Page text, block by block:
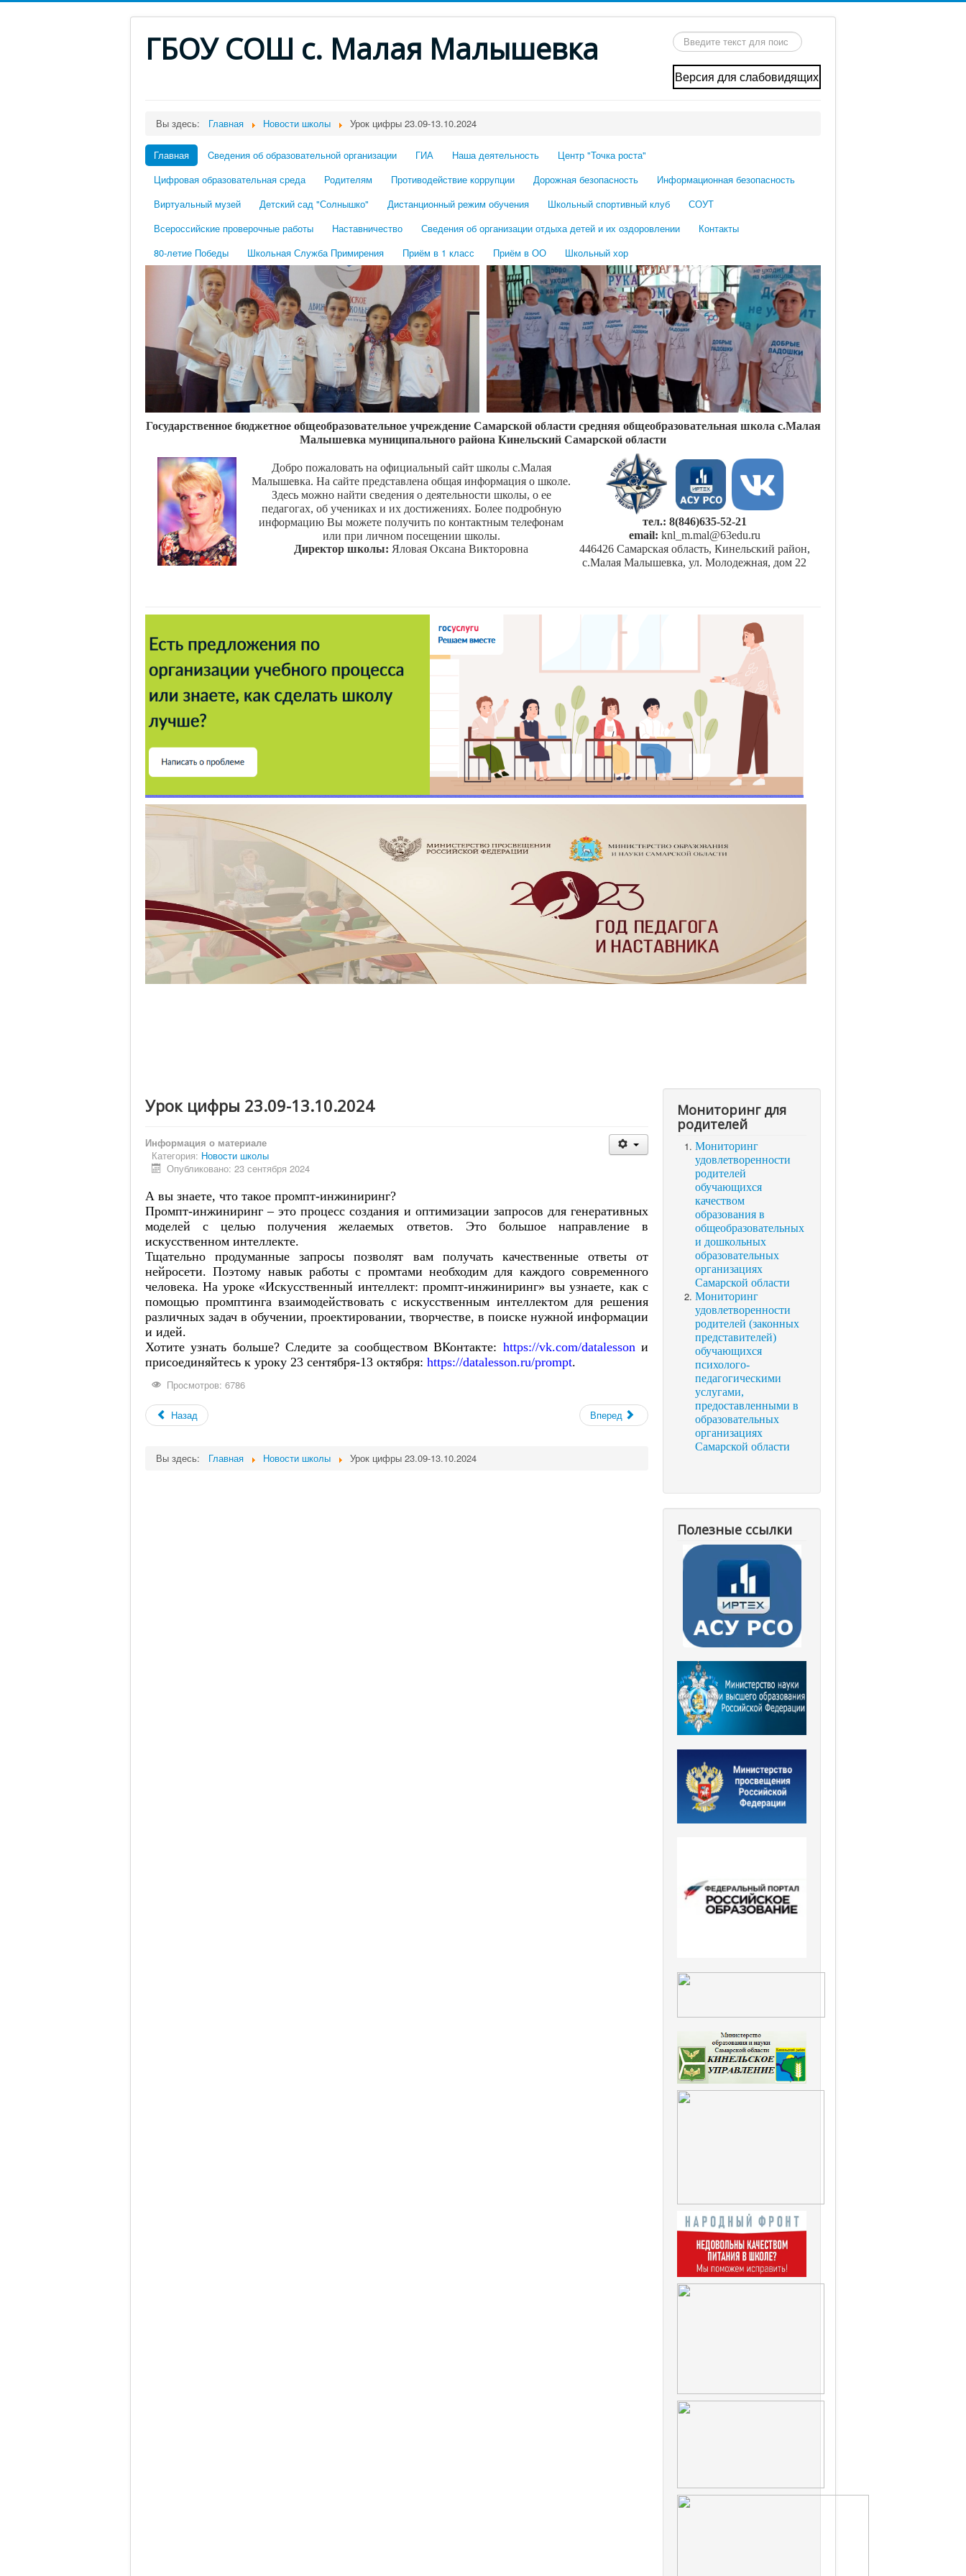
ГБОУ СОШ с. Малая Малышевка Искать...
Версия для слабовидящих
Вы здесь: Главная Новости школы Урок цифры 23.09-13.10.2024
Главная Cведения об образовательной организации ГИА Наша деятельность
Центр "Точка роста"
Цифровая образовательная среда
Родителям Противодействие коррупции Дорожная безопасность
Информационная безопасность
Виртуальный музей
Детский сад "Солнышко" Дистанционный режим обучения Школьный спортивный клуб
СОУТ
Всероссийские проверочные работы
Наставничество Сведения об организации отдыха детей и их оздоровлении
Контакты
80-летие Победы
Школьная Служба Примирения Приём в 1 класс Приём в ОО Школьный хор
Государственное бюджетное общеобразовательное учреждение Самарской области средняя общеобразовательная школа с.Малая
Малышевка муниципального района Кинельский Самарской области
Добро пожаловать на официальный сайт школы с.Малая
Малышевка. На сайте представлена общая информация о школе.
Здесь можно найти сведения о деятельности школы, о ее
педагогах, об учениках и их достижениях. Более подробную
информацию Вы можете получить по контактным телефонам
или при личном посещении школы.
Директор школы: Яловая Оксана Викторовна
тел.: 8(846)635-52-21
email: knl_m.mal@63edu.ru
446426 Самарская область, Кинельский район,
с.Малая Малышевка, ул. Молодежная, дом 22
Урок цифры 23.09-13.10.2024
Информация о материале
Категория: Новости школы
Опубликовано: 23 сентября 2024
А вы знаете, что такое промпт-инжиниринг?
Промпт-инжиниринг – это процесс создания и оптимизации запросов для генеративных
моделей с целью получения желаемых ответов. Это большое направление в
искусственном интеллекте.
Тщательно продуманные запросы позволят вам получать качественные ответы от
нейросети. Поэтому навык работы с промтами необходим для каждого современного
человека. На уроке «Искусственный интеллект: промпт-инжиниринг» вы узнаете, как с
помощью промптинга взаимодействовать с искусственным интеллектом для решения
различных задач в обучении, проектировании, творчестве, в поиске нужной информации
и идей.
Хотите узнать больше? Следите за сообществом ВКонтакте: https://vk.com/datalesson и
присоединяйтесь к уроку 23 сентября-13 октября: https://datalesson.ru/prompt.
Просмотров: 6786
Назад Вперед
Вы здесь: Главная Новости школы Урок цифры 23.09-13.10.2024
Мониторинг для
родителей
Мониторинг
удовлетворенности
родителей
обучающихся
качеством
образования в
общеобразовательных
и дошкольных
образовательных
организациях
Самарской области
Мониторинг
удовлетворенности
родителей (законных
представителей)
обучающихся
психолого-
педагогическими
услугами,
предоставленными в
образовательных
организациях
Самарской области
Полезные ссылки